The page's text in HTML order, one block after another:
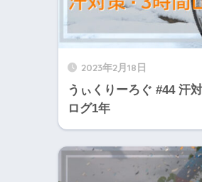
2023年2月18日
うぃくりーろぐ #44 汗
ログ1年